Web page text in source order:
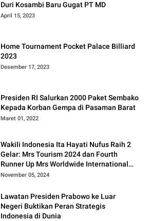
Duri Kosambi Baru Gugat PT MD
April 15, 2023
Home Tournament Pocket Palace Billiard
2023
Desember 17, 2023
Presiden RI Salurkan 2000 Paket Sembako
Kepada Korban Gempa di Pasaman Barat
Maret 01, 2022
Wakili Indonesia Ita Hayati Nufus Raih 2
Gelar: Mrs Tourism 2024 dan Fourth
Runner Up Mrs Worldwide International
2024, di Pemilihan Mrs Worldwide 2024
November 05, 2024
Lawatan Presiden Prabowo ke Luar
Negeri Buktikan Peran Strategis
Indonesia di Dunia